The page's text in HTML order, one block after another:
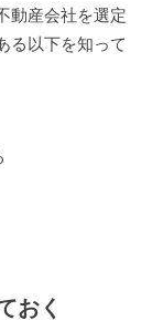
動産会社を選定
る以下を知って
おく